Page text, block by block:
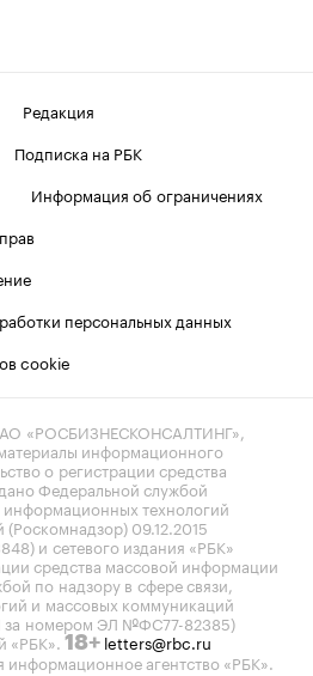
Редакция
Подписка на РБК
Информация об ограничениях
персональных данных
cookie
«РОСБИЗНЕСКОНСАЛТИНГ»,
информационного
о регистрации средства
Федеральной службой
информационных технологий
09.12.2015
и сетевого издания «РБК»
средства массовой информации
по надзору в сфере связи,
и массовых коммуникаций
за номером ЭЛ №ФС77-82385)
«РБК». 18+ letters@rbc.ru
информационное агентство «РБК».